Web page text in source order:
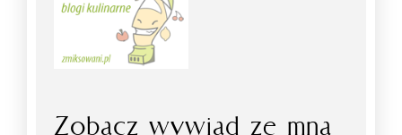
Zobacz wywiad ze mną